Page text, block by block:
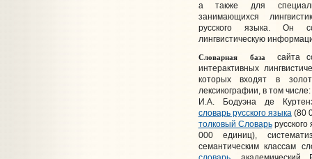
а также для
занимающихся
русского языка. Он
лингвистическую
Словарная база сайта
интерактивных
которых входят в
лексикографии, в том
И.А. Бодуэна де
словарь русского языка (80
толковый Словарьрусского
000 единиц),
семантическим классам